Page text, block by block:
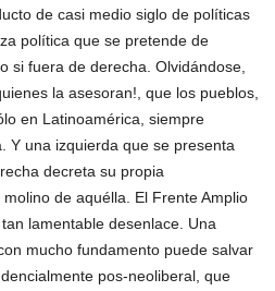
de casi medio siglo de políticas
política que se pretende de
si fuera de derecha. Olvidándose,
la asesoran!, que los pueblos,
en Latinoamérica, siempre
Y una izquierda que se presenta
decreta su propia
de aquélla. El Frente Amplio
lamentable desenlace. Una
mucho fundamento puede salvar
pos-neoliberal, que